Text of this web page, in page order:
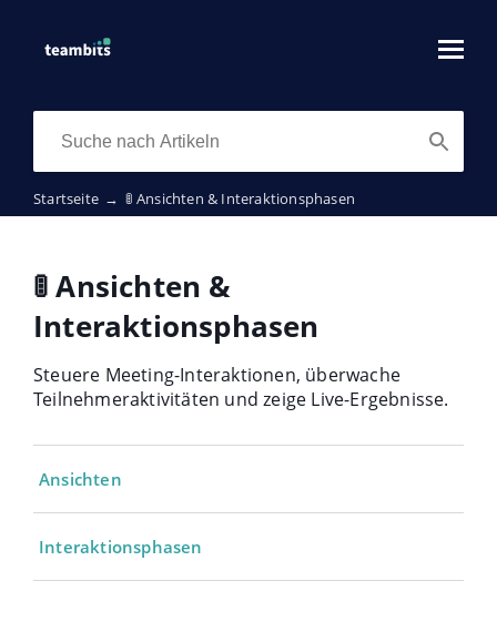
Startseite → 🚦 Ansichten & Interaktionsphasen
🚦 Ansichten &
Interaktionsphasen
Steuere Meeting-Interaktionen, überwache
Teilnehmeraktivitäten und zeige Live-Ergebnisse.
Ansichten
Interaktionsphasen